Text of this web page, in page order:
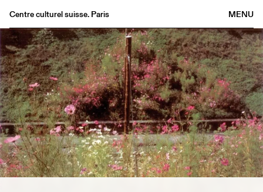
MENU
Centre culturel suisse. Paris
Agenda
Librairie
Buvette
Archives
Médiathèque
Éditions
Informations
FR/EN